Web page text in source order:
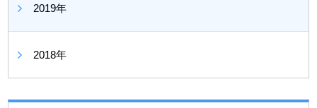
2019年
2018年